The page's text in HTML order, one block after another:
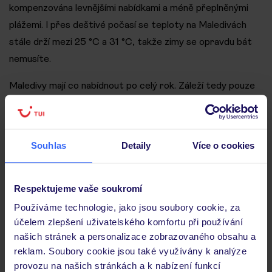
Souhlas Detaily Více o cookies
Respektujeme vaše soukromí
Používáme technologie, jako jsou soubory cookie, za
účelem zlepšení uživatelského komfortu při používání
našich stránek a personalizace zobrazovaného obsahu a
reklam. Soubory cookie jsou také využívány k analýze
provozu na našich stránkách a k nabízení funkcí
kompenzována levnějšími nabídkami a méně přeplněnými
plážemi. I přes deštivé počasí se teploty na Maledivách
stále drží mezi 25 °C a 31 °C, takže zimy se opravdu bát
nemusíte.
Maledivy mají co nabídnout po celý rok. Záleží tedy pouze
na vás, které období nejvíce vyhovuje vašim požadavkům.
Toužíte po nespoutané přírodě, příznivé ceně, nebo
Nicolas Jelínek
Už jako kluk jsem toužil po jediném dárku –
vlastním glóbusu. Objevování světa mě fascinovalo
odjakživa, a čím jsem starší, tím je tato vášeň